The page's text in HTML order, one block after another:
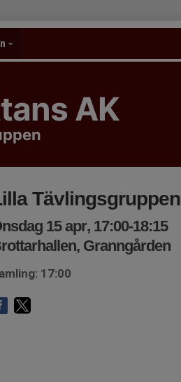
AK
Tävlingsgruppen
15 apr, 17:00-18:15
Granngården
17:00